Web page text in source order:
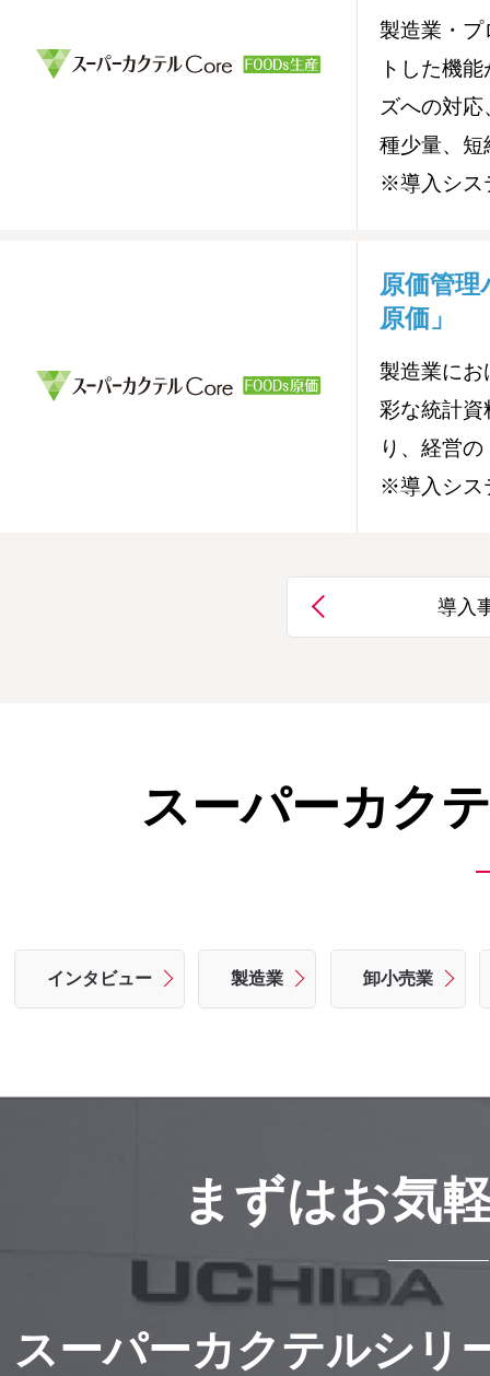
製造業・プ
トした機
ズへの対
種少量、短
※導入シス
原価管
原価」
製造業にお
彩な統計
り、経営
※導入シス
導入
スーパーカク
インタビュー 製造業 卸小売業
まずはお気
スーパーカクテルシリ